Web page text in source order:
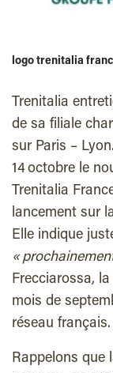
logo trenitalia
Trenitalia
de sa filiale
sur Paris –
14 octobre le
Trenitalia
lancement sur
Elle indique
«
Frecciarossa,
mois de
réseau français.
Rappelons que